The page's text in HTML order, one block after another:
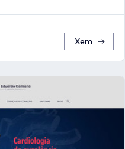
Xem